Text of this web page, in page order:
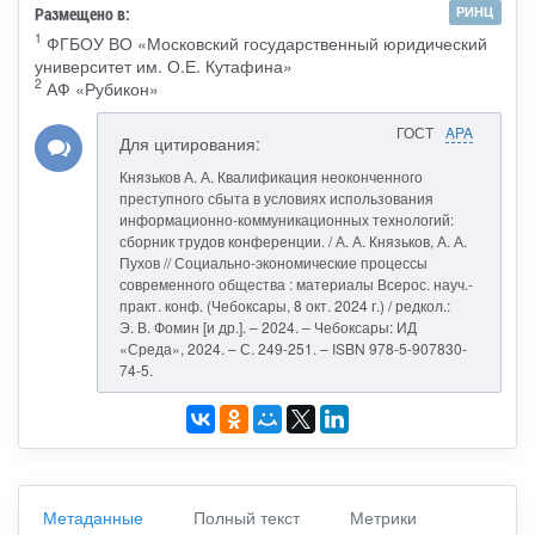
Размещено в:
РИНЦ
1 ФГБОУ ВО «Московский государственный юридический
университет им. О.Е. Кутафина»
2АФ «Рубикон»
ГОСТ APA
Для цитирования:
Князьков А. А. Квалификация неоконченного
преступного сбыта в условиях использования
информационно-коммуникационных технологий:
сборник трудов конференции. / А. А. Князьков, А. А.
Пухов // Социально-экономические процессы
современного общества : материалы Всерос. науч.-
практ. конф. (Чебоксары, 8 окт. 2024 г.) / редкол.:
Э. В. Фомин [и др.]. – 2024. – Чебоксары: ИД
«Среда», 2024. – С. 249-251. – ISBN 978-5-907830-
74-5.
Метаданные Полный текст Метрики